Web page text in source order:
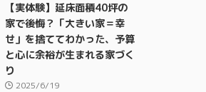
【実体験】延床面積40坪の
家で後悔？「大きい家＝幸
せ」を捨ててわかった、予算
と心に余裕が生まれる家づく
り
2025/6/19